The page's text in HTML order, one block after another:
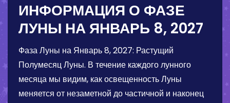
ИНФОРМАЦИЯ О ФАЗЕ
ЛУНЫ НАЯНВАРЬ 8, 2027
Фаза Луны на Январь 8, 2027: Растущий
Полумесяц Луны. В течение каждого лунного
месяца мы видим, как освещенность Луны
меняется от незаметной до частичной и наконец